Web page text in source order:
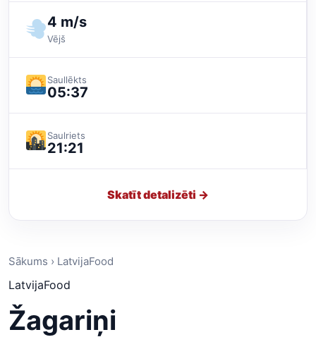
4 m/s
Vējš
Saullēkts
05:37
Saulriets
21:21
Skatīt detalizēti →
Sākums › LatvijaFood
LatvijaFood
Žagariņi